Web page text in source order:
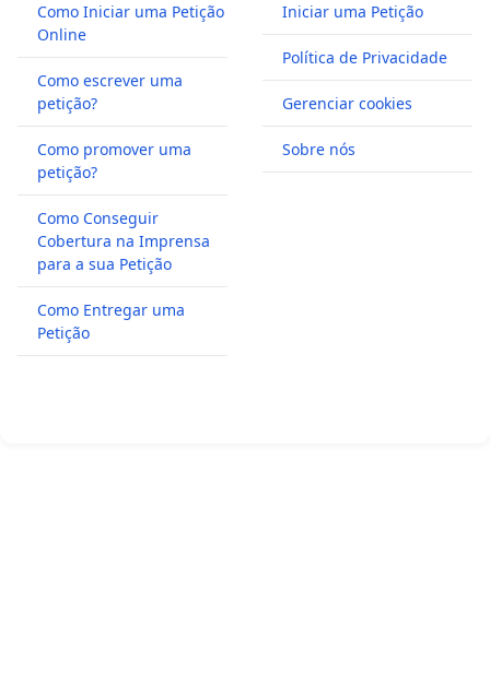
Como Iniciar uma Petição
Online
Como escrever uma
petição?
Como promover uma
petição?
Como Conseguir
Cobertura na Imprensa
para a sua Petição
Como Entregar uma
Petição
Iniciar uma Petição
Política de Privacidade
Gerenciar cookies
Sobre nós